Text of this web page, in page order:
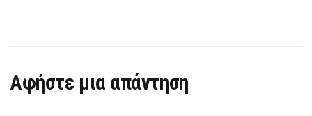
Αφήστε μια απάντηση